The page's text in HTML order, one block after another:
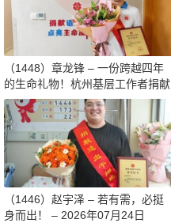
（1448）章龙锋 – 一份跨越四年
的生命礼物！杭州基层工作者捐献
造血干细胞传递希望 – 2026年07
月27日
（1446）赵宇泽 – 若有需，必挺
身而出！ – 2026年07月24日